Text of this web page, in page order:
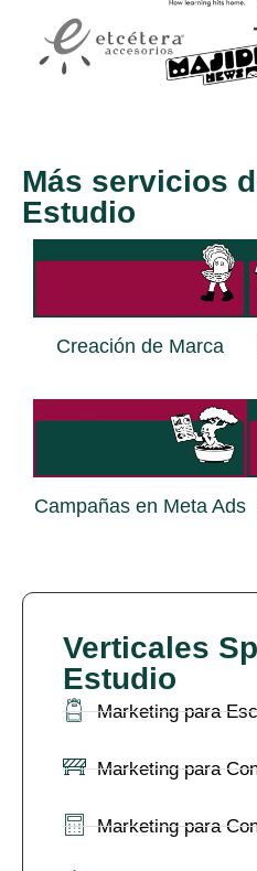
Más servicios
Estudio
Creación de Marca
Campañas en Meta Ads
Verticales
Estudio
Marketing para
Marketing para
Marketing para